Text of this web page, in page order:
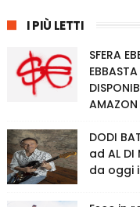
I PIÙ LETTI
SFERA
AMAZON
DODI
ad AL DI
da oggi